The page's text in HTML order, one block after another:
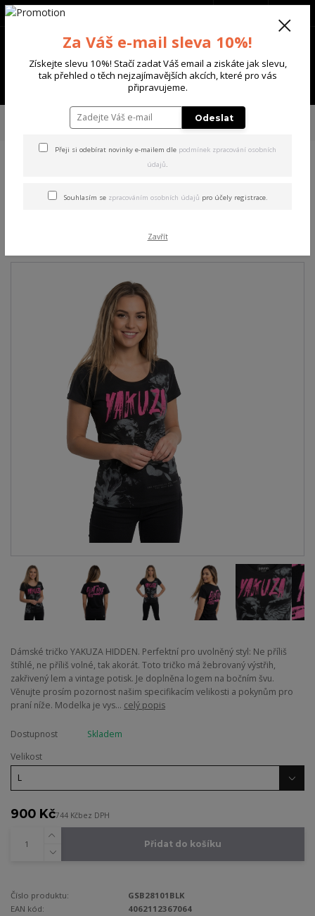
Menu
+420 702 136 620
TRIČKA & TÍLKA
Yakuza dámské tílko Hidden Curved
Crew Neck T-Shirt black L
Curved Crew Neck T-Shirt
Dámské tričko YAKUZA HIDDEN. Perfektní pro uvolněný styl: Ne příliš
štíhlé, ne příliš volné, tak akorát. Toto tričko má žebrovaný výstřih,
zakřivený lem a vintage potisk. Je doplněna logem na bočním švu.
Věnujte prosím pozornost našim specifikacím velikosti a pokynům pro
praní níže. Modelka je vys... celý popis
Dostupnost
Skladem
Velikost
900 Kč744 Kčbez DPH
Přidat do košíku
Číslo produktu:
GSB28101BLK
EAN kód:
4062112367064
Za Váš e-mail sleva 10%!
Získejte slevu 10%! Stačí zadat Váš email a ziskáte jak slevu,
tak přehled o těch nejzajímavějších akcích, které pro vás
připravujeme.
Odeslat
Přeji si odebírat novinky e-mailem dle podmínek zpracování osobních
údajů.
Souhlasím se zpracováním osobních údajů pro účely registrace.
Zavřít